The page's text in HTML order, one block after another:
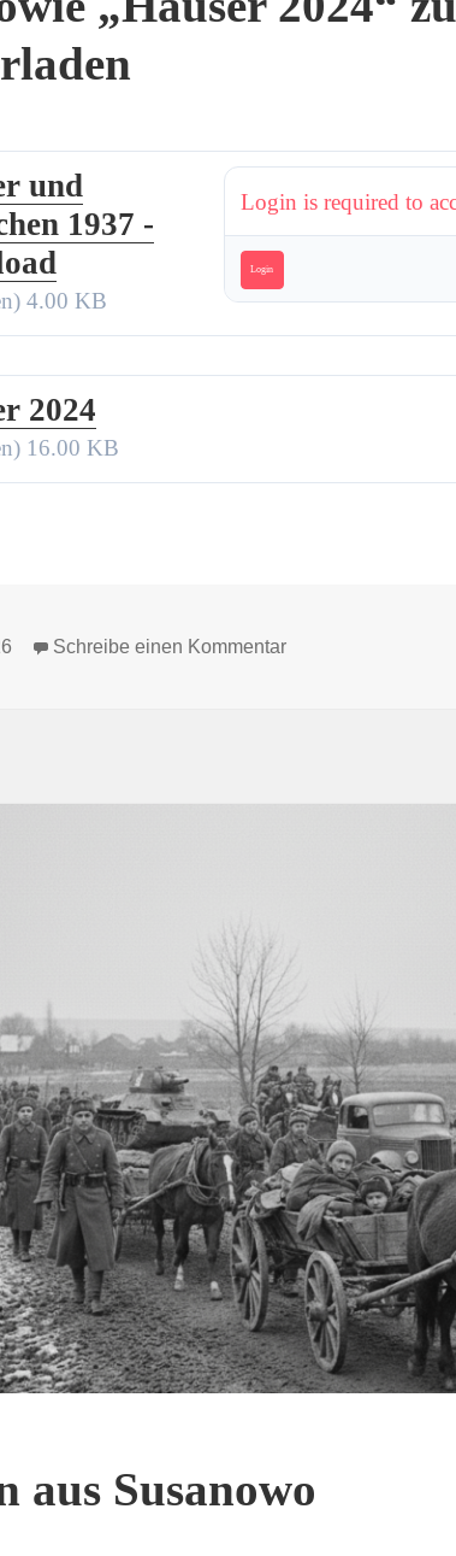
und
1937 -
4.00 KB
Login is required to
Login
2024
16.00 KB
Schreibe einen Kommentarzu Alle Texte und
aus Susanowo